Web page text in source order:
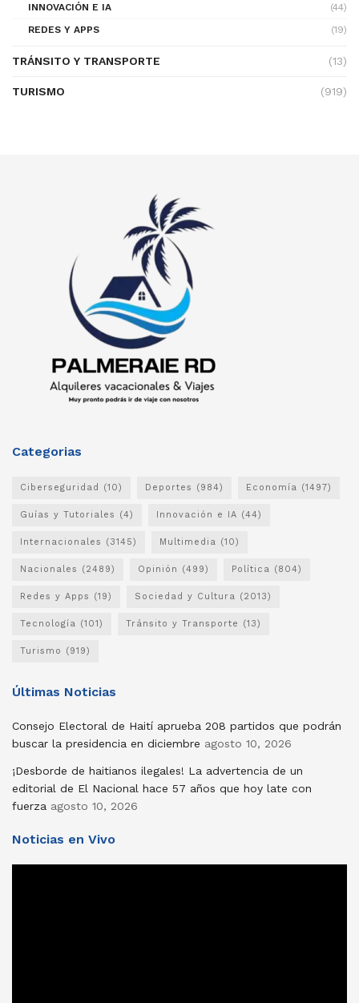
INNOVACIÓN E IA
(44)
REDES Y APPS
(19)
TRÁNSITO Y TRANSPORTE (13)
TURISMO (919)
Categorias
Ciberseguridad (10) Deportes (984) Economía (1497)
Guías y Tutoriales (4) Innovación e IA (44)
Internacionales (3145) Multimedia (10)
Nacionales (2489) Opinión (499) Política (804)
Redes y Apps (19) Sociedad y Cultura (2013)
Tecnología (101) Tránsito y Transporte (13)
Turismo (919)
Últimas Noticias
Consejo Electoral de Haití aprueba 208 partidos que podrán
buscar la presidencia en diciembre agosto 10, 2026
¡Desborde de haitianos ilegales! La advertencia de un
editorial de El Nacional hace 57 años que hoy late con
fuerza agosto 10, 2026
Noticias en Vivo